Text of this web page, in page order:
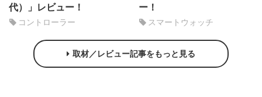
代）」レビュー！
コントローラー
ー！
スマートウォッチ
取材／レビュー記事をもっと見る